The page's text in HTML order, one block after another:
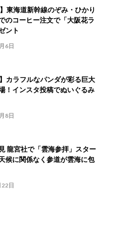
東海道新幹線のぞみ・ひかり
のコーヒー注文で「大阪花ラ
ント
6日
】カラフルなパンダが彩る巨大
！インスタ投稿でぬいぐるみ
8日
龍宮社で「雲海参拝」スター
候に関係なく参道が雲海に包
日